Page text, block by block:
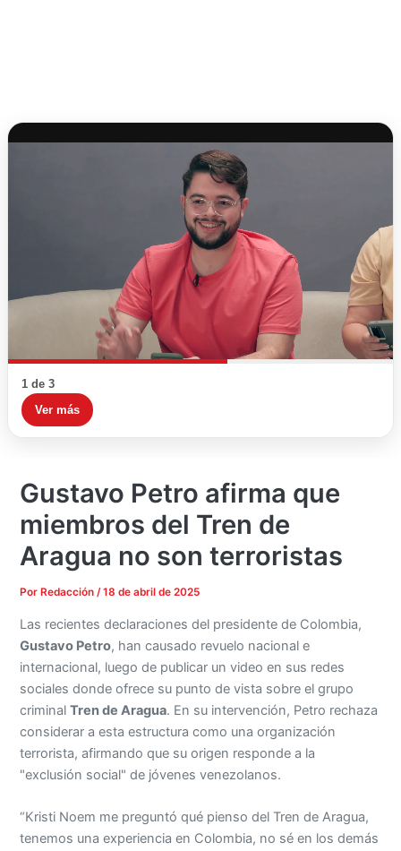
1 de 3
Ver más
Gustavo Petro afirma que
miembros del Tren de
Aragua no son terroristas
Por Redacción/18 de abril de 2025
Las recientes declaraciones del presidente de Colombia,
Gustavo Petro, han causado revuelo nacional e
internacional, luego de publicar un video en sus redes
sociales donde ofrece su punto de vista sobre el grupo
criminalTren de Aragua. En su intervención, Petro rechaza
considerar a esta estructura como una organización
terrorista, afirmando que su origen responde a la
"exclusión social" de jóvenes venezolanos.
“Kristi Noem me preguntó qué pienso del Tren de Aragua,
tenemos una experiencia en Colombia, no sé en los demás